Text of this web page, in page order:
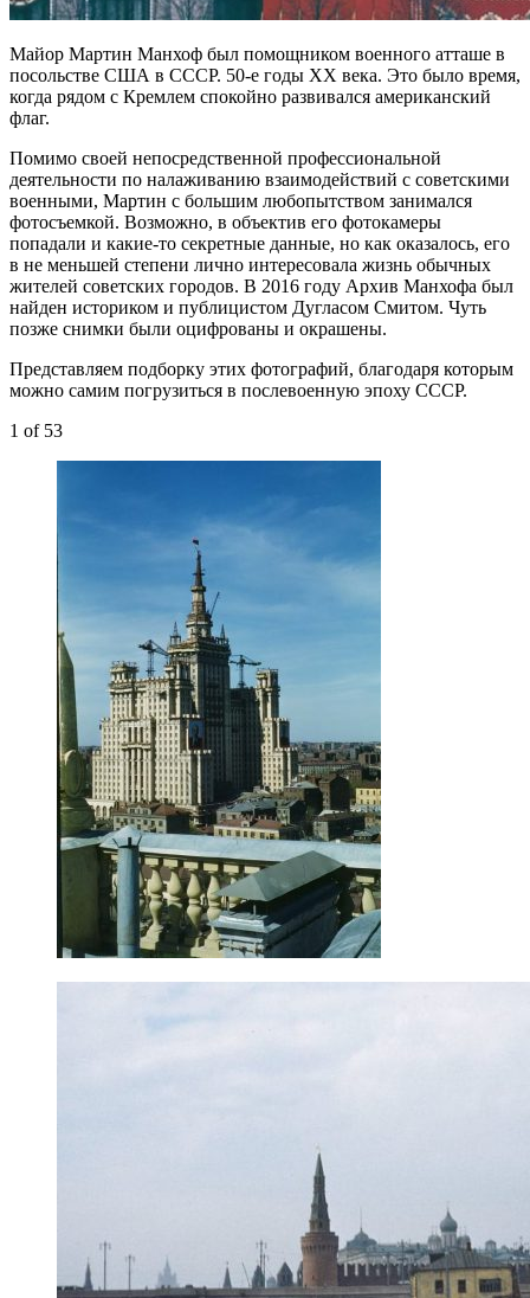
Майор Мартин Манхоф был помощником военного атташе в
посольстве США в СССР. 50-е годы ХХ века. Это было время,
когда рядом с Кремлем спокойно развивался американский
флаг.
Помимо своей непосредственной профессиональной
деятельности по налаживанию взаимодействий с советскими
военными, Мартин с большим любопытством занимался
фотосъемкой. Возможно, в объектив его фотокамеры
попадали и какие-то секретные данные, но как оказалось, его
в не меньшей степени лично интересовала жизнь обычных
жителей советских городов. В 2016 году Архив Манхофа был
найден историком и публицистом Дугласом Смитом. Чуть
позже снимки были оцифрованы и окрашены.
Представляем подборку этих фотографий, благодаря которым
можно самим погрузиться в послевоенную эпоху СССР.
1 of 53